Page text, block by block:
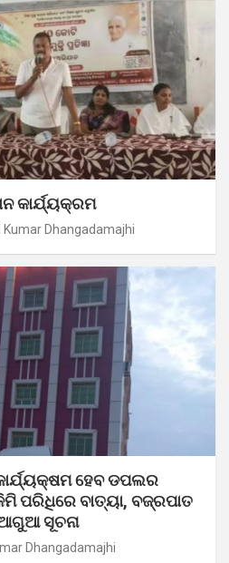
କାର୍ଯ୍ୟକ୍ରମ
Kumar Dhangadamajhi
ହେବ ଡପଲର
ପରିଧିରେ ବାତ୍ୟା, ବଜ୍ରପାତ
ସୂଚନା
Dhangadamajhi